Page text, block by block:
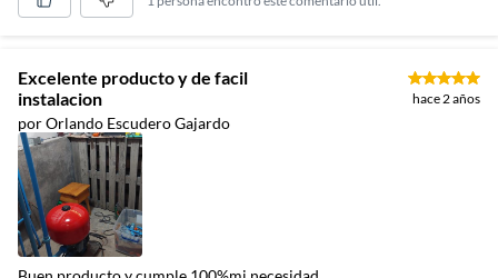
Excelente producto y de facil
instalacion
por Orlando Escudero Gajardo
hace 2 años